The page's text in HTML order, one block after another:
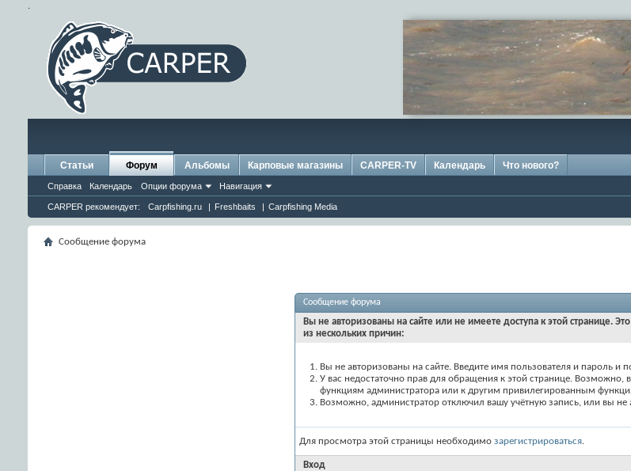
.
Статьи Форум
Справка Календарь Опции форума Навигация
CARPER рекомендует: Carpfishing.ru | Freshbaits | Carpfishing Media
Альбомы Карповые магазины CARPER-TV Календарь Что нового?
Сообщение форума
Сообщение форума
Вы не авторизованы на сайте или не имеете доступа к этой странице.
из нескольких причин:
Вы не авторизованы на сайте. Введите имя пользователя и пароль и
У вас недостаточно прав для обращения к этой странице. Возможно,
функциям администратора или к другим привилегированным
Возможно, администратор отключил вашу учётную запись, или вы не
Для просмотра этой страницы необходимо зарегистрироваться.
Вход